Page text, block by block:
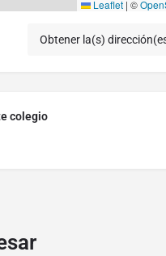
Leaflet | ©
Obtener la(s)
colegio